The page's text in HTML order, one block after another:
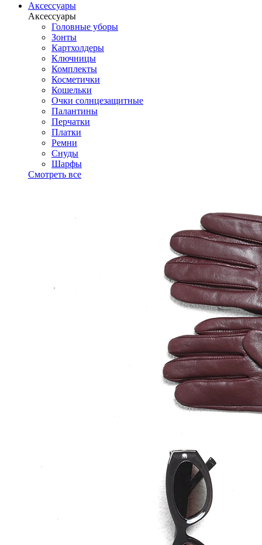
Аксессуары
Аксессуары
Головные уборы
Зонты
Картхолдеры
Ключницы
Комплекты
Косметички
Кошельки
Очки солнцезащитные
Палантины
Перчатки
Платки
Ремни
Снуды
Шарфы
Смотреть все